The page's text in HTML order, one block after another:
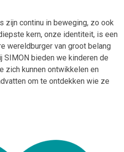
zijn continu in beweging, zo ook
kern, onze identiteit, is een
wereldburger van groot belang
SIMON bieden we kinderen de
zich kunnen ontwikkelen en
om te ontdekken wie ze